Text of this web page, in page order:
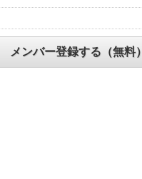
メンバー登録する（無料）